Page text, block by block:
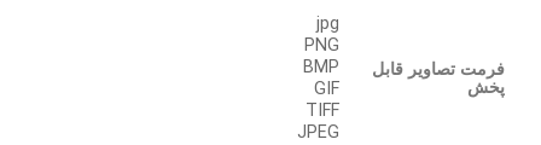
فرمت تصاویر قابل
پخش
jpg
PNG
BMP
GIF
TIFF
JPEG